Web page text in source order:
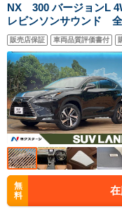
NX 300 バージョンL
レビンソンサウンド
ンズフリーパワーバッ
ト ブラインドスポッ
LEDヘッドライト
販売店保証 車両品質評価書付
無
料